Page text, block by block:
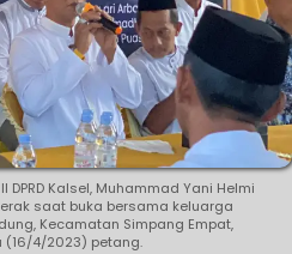
DPRD Kalsel, Muhammad Yani Helmi
saat buka bersama keluarga
Kecamatan Simpang Empat,
(16/4/2023) petang.